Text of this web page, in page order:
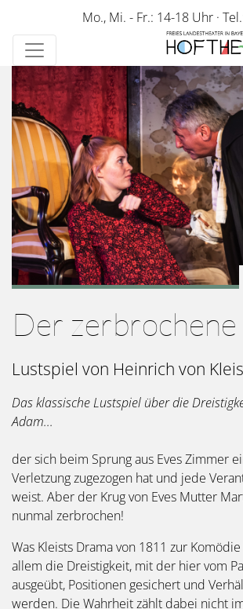
Direkt
zum
Inhalt
Mo., Mi. - Fr.: 14-18 Uhr ·
Der
Lustspiel von Heinrich von
Das klassische Lustspiel über die
Adam...
der sich beim Sprung aus Eves Zimmer
Verletzung zugezogen hat und jede
weist. Aber der Krug von Eves Mutter
nunmal zerbrochen!
Was Kleists Drama von 1811 zur
allem die Dreistigkeit, mit der hier vom
ausgeübt, Positionen gesichert und
werden. Die Wahrheit zählt dabei nicht